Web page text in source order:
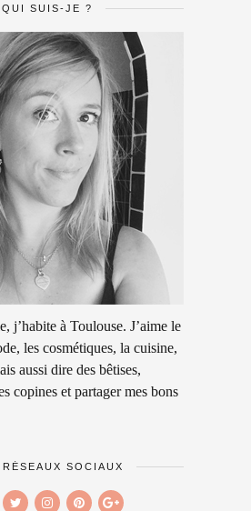
QUI SUIS-JE ?
j’habite à Toulouse. J’aime le
les cosmétiques, la cuisine,
aussi dire des bêtises,
copines et partager mes bons
RÉSEAUX SOCIAUX